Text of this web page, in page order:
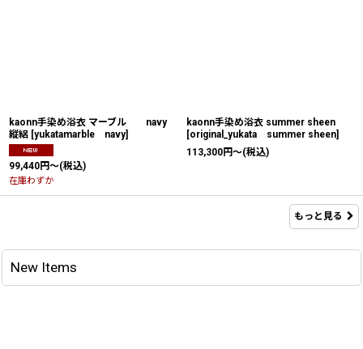
kaonn手染め浴衣 マーブル navy
縦絽 [yukatamarble navy]
99,440円～(税込)
在庫わずか
kaonn手染め浴衣 summer sheen
[original_yukata summer sheen]
113,300円～(税込)
もっと見る
New Items